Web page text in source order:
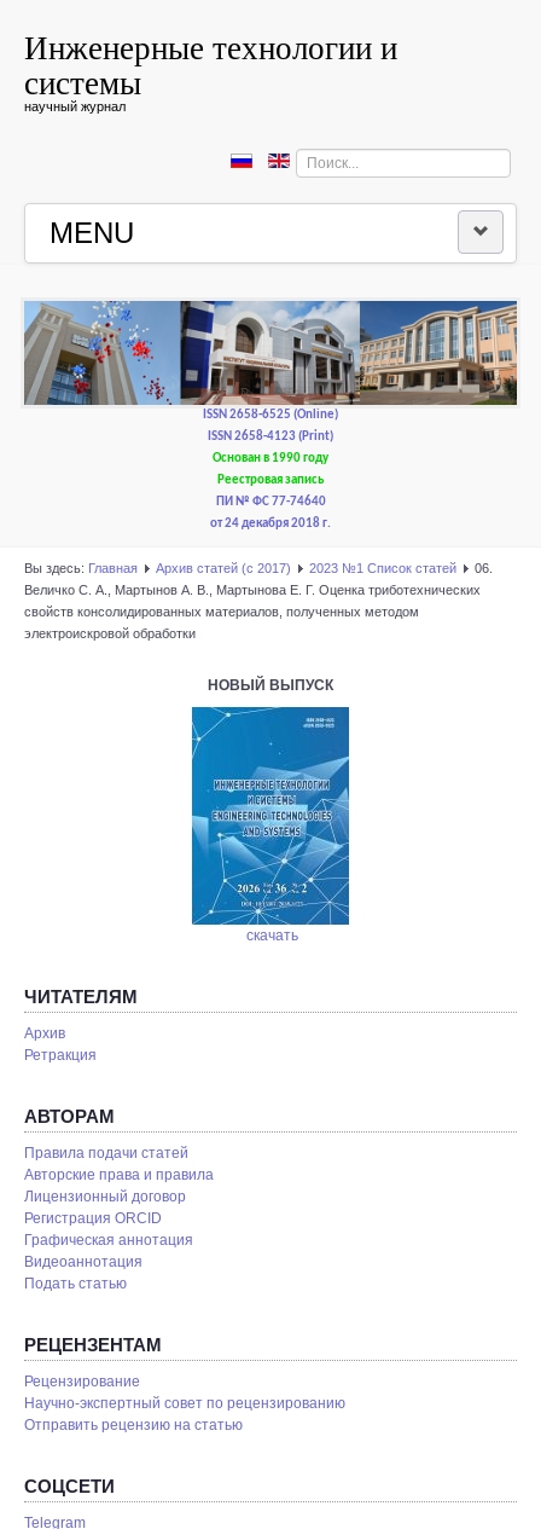
Инженерные технологии и
системы
научный журнал
Искать...
MENU
РЕДКОЛЛЕГИЯ
РЕДАКЦИОННАЯ ПОЛИТИКА И ЭТИКА
ISSN 2658-6525 (Online)
ISSN 2658-4123 (Print)
Основан в 1990 году
Реестровая запись
ПИ № ФС 77-74640
от 24 декабря 2018 г.
Вы здесь: Главная Архив статей (с 2017) 2023 №1 Список статей
06.
Величко С. А., Мартынов А. В., Мартынова Е. Г. Оценка триботехнических
свойств консолидированных материалов, полученных методом
электроискровой обработки
НОВЫЙ ВЫПУСК
скачать
ЧИТАТЕЛЯМ
Архив
Ретракция
АВТОРАМ
Правила подачи статей
Авторские права и правила
Лицензионный договор
Регистрация ORCID
Графическая аннотация
Видеоаннотация
Подать статью
РЕЦЕНЗЕНТАМ
Рецензирование
Научно-экспертный совет по рецензированию
Отправить рецензию на статью
СОЦСЕТИ
Telegram